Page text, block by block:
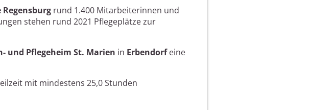
Regensburg rund 1.400 Mitarbeiterinnen und
stehen rund 2021 Pflegeplätze zur
und Pflegeheim St. Marien in Erbendorfeine
mit mindestens 25,0 Stunden